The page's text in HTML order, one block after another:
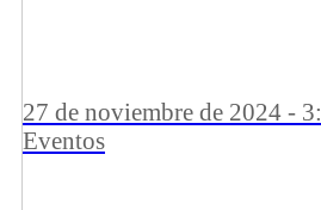
27 de noviembre de 2024 -
Eventos